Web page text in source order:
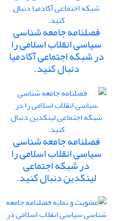
فصلنامه جامعه شناسی
سیاسی انقلاب اسلامی را
در شبکه اجتماعی آکادمیا
دنبال کنید.
فصلنامه جامعه شناسی
سیاسی انقلاب اسلامی را
در شبکه اجتماعی
لینکدین دنبال کنید.